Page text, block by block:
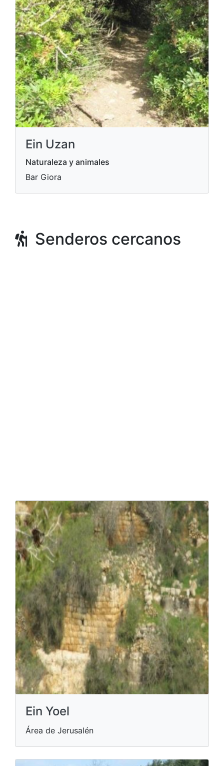
Ein Uzan
Naturaleza y animales
Bar Giora
Senderos cercanos
Ein Yoel
Área de Jerusalén